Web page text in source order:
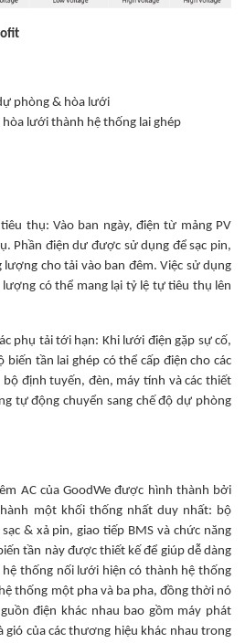
phòng & hòa lưới
lưới thành hệ thống lai ghép
thụ: Vào ban ngày, điện từ mảng PV
Phần điện dư được sử dụng để sạc pin,
lượng cho tải vào ban đêm. Việc sử dụng
có thể mang lại tỷ lệ tự tiêu thụ lên
phụ tải tới hạn: Khi lưới điện gặp sự cố,
biến tần lai ghép có thể cấp điện cho các
định tuyến, đèn, máy tính và các thiết
tự động chuyển sang chế độ dự phòng
AC của GoodWe được hình thành bởi
một khối thống nhất duy nhất: bộ
& xả pin, giao tiếp BMS và chức năng
tần này được thiết kế để giúp dễ dàng
hệ thống nối lưới hiện có thành hệ thống
thống một pha và ba pha, đồng thời nó
điện khác nhau bao gồm máy phát
của các thương hiệu khác nhau trong